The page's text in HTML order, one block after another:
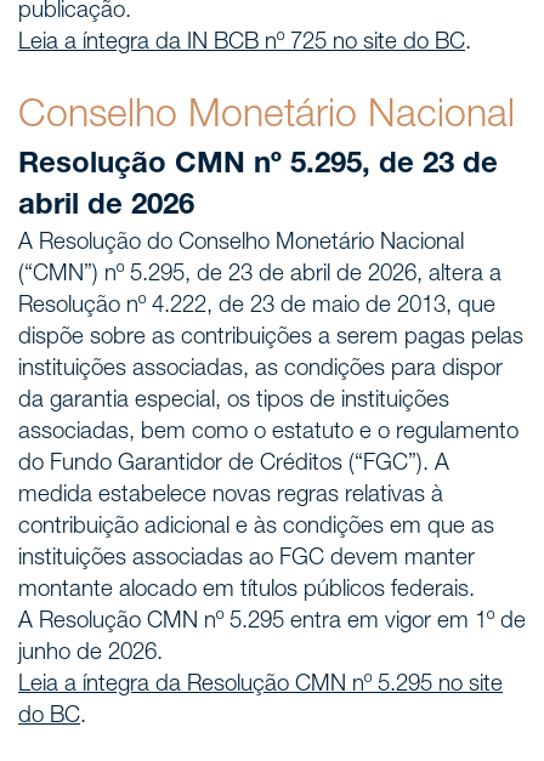
publicação.
Leia a íntegra da IN BCB nº 725 no site do BC.
Conselho Monetário Nacional
Resolução CMN nº 5.295, de 23 de
abril de 2026
A Resolução do Conselho Monetário Nacional
(“CMN”) nº 5.295, de 23 de abril de 2026, altera a
Resolução nº 4.222, de 23 de maio de 2013, que
dispõe sobre as contribuições a serem pagas pelas
instituições associadas, as condições para dispor
da garantia especial, os tipos de instituições
associadas, bem como o estatuto e o regulamento
do Fundo Garantidor de Créditos (“FGC”). A
medida estabelece novas regras relativas à
contribuição adicional e às condições em que as
instituições associadas ao FGC devem manter
montante alocado em títulos públicos federais.
A Resolução CMN nº 5.295 entra em vigor em 1º de
junho de 2026.
Leia a íntegra da Resolução CMN nº 5.295 no site
do BC.